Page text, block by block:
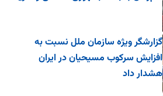
گزارشگر ویژه سازمان ملل نسبت به
افزایش سرکوب مسیحیان در ایران
هشدار داد